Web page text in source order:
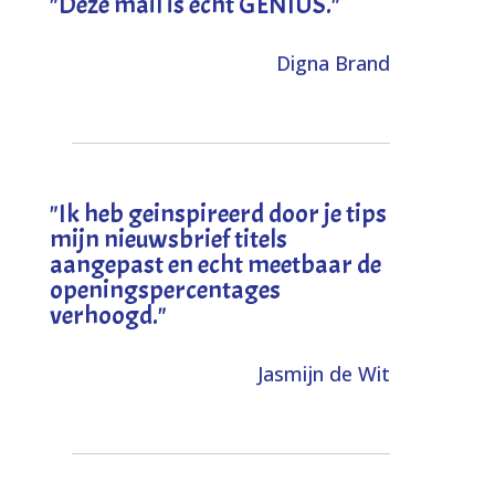
Digna Brand
"Ik heb geinspireerd door je tips
mijn nieuwsbrief titels
aangepast en echt meetbaar de
openingspercentages
verhoogd."
Jasmijn de Wit